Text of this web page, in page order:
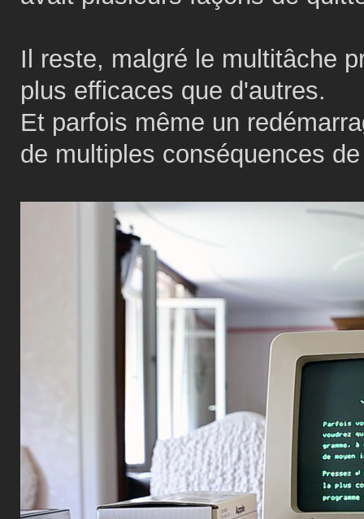
Il reste, malgré le multitâche
plus efficaces que d'autres.
Et parfois même un
de multiples conséquences